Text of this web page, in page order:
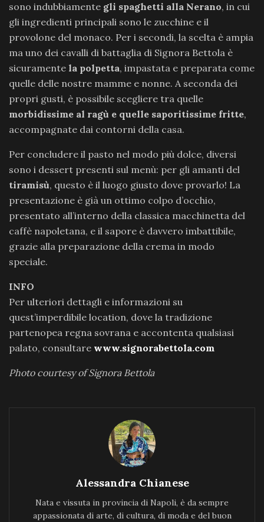
sono indubbiamente gli spaghetti alla Nerano, in cui
gli ingredienti principali sono le zucchine e il
provolone del monaco. Per i secondi, la scelta è ampia
ma uno dei cavalli di battaglia di Signora Bettola è
sicuramente la polpetta, impastata e preparata come
quelle delle nostre mamme e nonne. A seconda dei
propri gusti, è possibile scegliere tra quelle
morbidissime al ragù e quelle saporitissime fritte,
accompagnate dai contorni della casa.
Per concludere il pasto nel modo più dolce, diversi
sono i dessert presenti sul menù: per gli amanti del
tiramisù, questo è il luogo giusto dove provarlo! La
presentazione è già un ottimo colpo d’occhio,
presentato all’interno della classica macchinetta del
caffè napoletana, e il sapore è davvero imbattibile,
grazie alla preparazione della crema in modo
speciale.
INFO
Per ulteriori dettagli e informazioni su
quest’imperdibile location, dove la tradizione
partenopea regna sovrana e accontenta qualsiasi
palato, consultare www.signorabettola.com
Photo courtesy of Signora Bettola
Alessandra Chianese
Nata e vissuta in provincia di Napoli, è da sempre
appassionata di arte, di cultura, di moda e del buon